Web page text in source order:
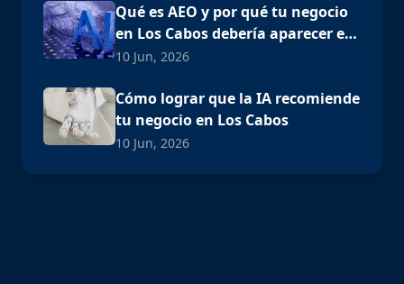
Qué es AEO y por qué tu negocio
en Los Cabos debería aparecer en
ChatGPT
10 Jun, 2026
Cómo lograr que la IA recomiende
tu negocio en Los Cabos
10 Jun, 2026